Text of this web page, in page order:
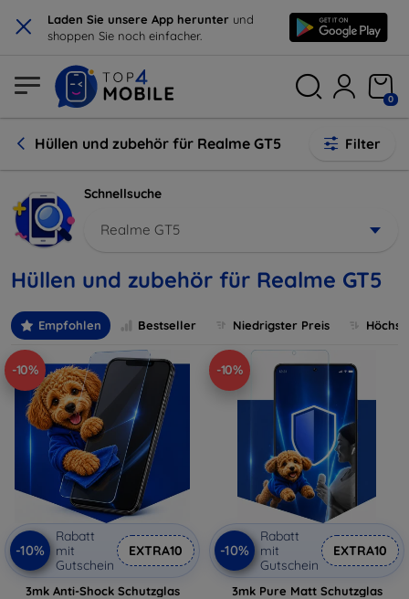
× Laden Sie unsere App herunter und
shoppen Sie noch einfacher.
0
Hüllen und zubehör für Realme GT5 Filter
Schnellsuche
Realme GT5
Hüllen und zubehör für Realme GT5
Empfohlen Bestseller Niedrigster Preis
-10%
-10%
Rabatt
mit
Gutschein
EXTRA10
3mk Anti-Shock Schutzglas
-10%
-10%
Rabatt
mit
Gutschein
EXTRA10
3mk Pure Matt Schutzglas